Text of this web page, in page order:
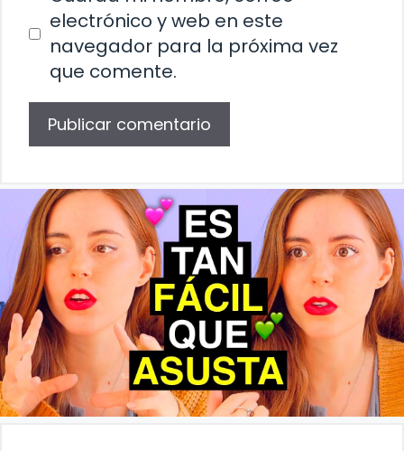
electrónico y web en este
navegador para la próxima vez
que comente.